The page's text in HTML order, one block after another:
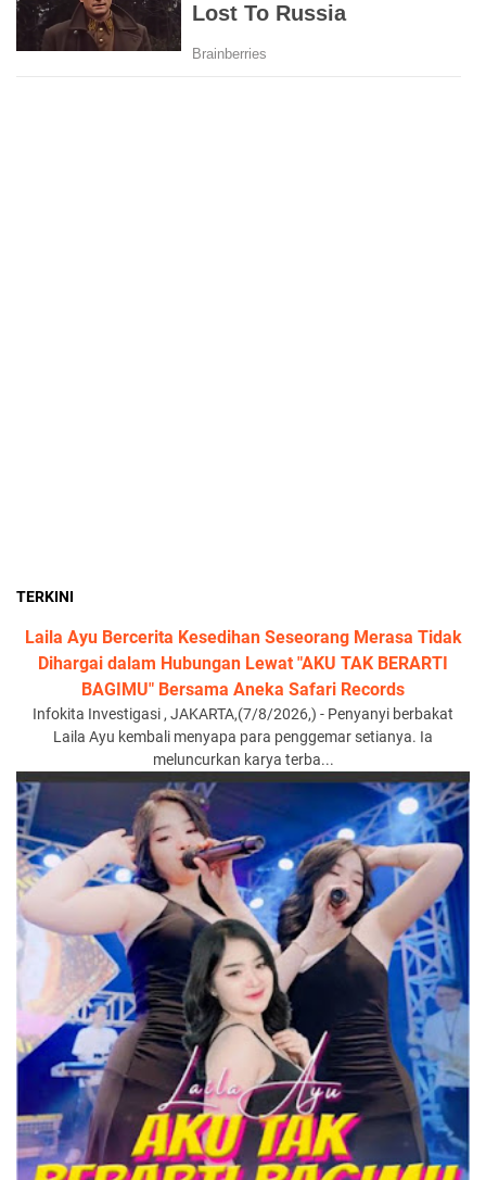
TERKINI
Laila Ayu Bercerita Kesedihan Seseorang Merasa Tidak
Dihargai dalam Hubungan Lewat "AKU TAK BERARTI
BAGIMU" Bersama Aneka Safari Records
Infokita Investigasi , JAKARTA,(7/8/2026,) - Penyanyi berbakat
Laila Ayu kembali menyapa para penggemar setianya. Ia
meluncurkan karya terba...